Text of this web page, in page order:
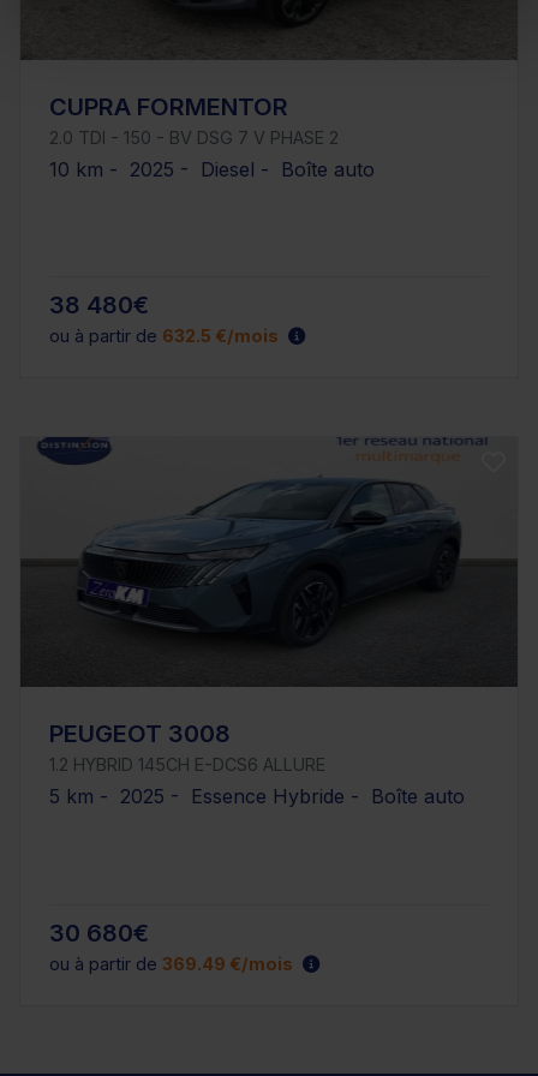
CUPRA FORMENTOR
2.0 TDI - 150 - BV DSG 7 V PHASE 2
10 km - 2025 - Diesel - Boîte auto
38 480€
ou à partir de 632.5 €/mois
PEUGEOT 3008
1.2 HYBRID 145CH E-DCS6 ALLURE
5 km - 2025 - Essence Hybride - Boîte auto
30 680€
ou à partir de 369.49 €/mois